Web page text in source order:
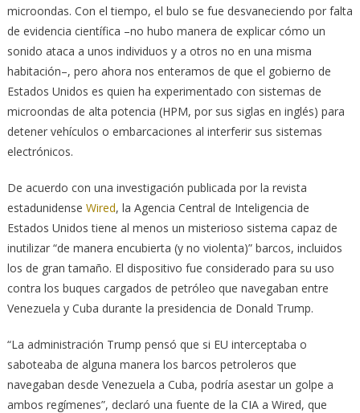
microondas. Con el tiempo, el bulo se fue desvaneciendo por falta
de evidencia científica –no hubo manera de explicar cómo un
sonido ataca a unos individuos y a otros no en una misma
habitación–, pero ahora nos enteramos de que el gobierno de
Estados Unidos es quien ha experimentado con sistemas de
microondas de alta potencia (HPM, por sus siglas en inglés) para
detener vehículos o embarcaciones al interferir sus sistemas
electrónicos.
De acuerdo con una investigación publicada por la revista
estadunidense Wired, la Agencia Central de Inteligencia de
Estados Unidos tiene al menos un misterioso sistema capaz de
inutilizar “de manera encubierta (y no violenta)” barcos, incluidos
los de gran tamaño. El dispositivo fue considerado para su uso
contra los buques cargados de petróleo que navegaban entre
Venezuela y Cuba durante la presidencia de Donald Trump.
“La administración Trump pensó que si EU interceptaba o
saboteaba de alguna manera los barcos petroleros que
navegaban desde Venezuela a Cuba, podría asestar un golpe a
ambos regímenes”, declaró una fuente de la CIA a Wired, que